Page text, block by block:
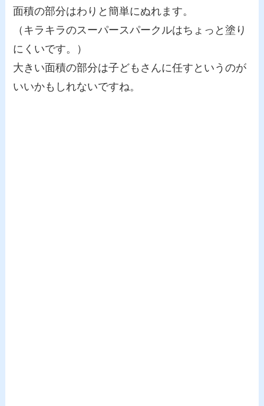
面積の部分はわりと簡単にぬれます。
（キラキラのスーパースパークルはちょっと塗り
にくいです。）
大きい面積の部分は子どもさんに任すというのが
いいかもしれないですね。